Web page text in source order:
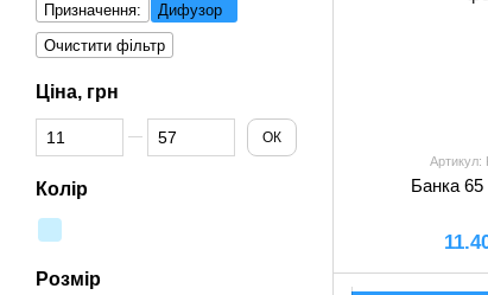
Артикул:
Банка
Призначення:
Дифузор
Очистити фільтр
Ціна, грн
Від Ціна, грн
До Ціна, грн ОК
Колір
Розмір